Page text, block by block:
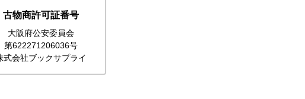
古物商許可証番号
大阪府公安委員会
第622271206036号
式会社ブックサプライ